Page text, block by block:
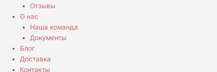
Отзывы
О нас
Наша команда
Документы
Блог
Доставка
Контакты